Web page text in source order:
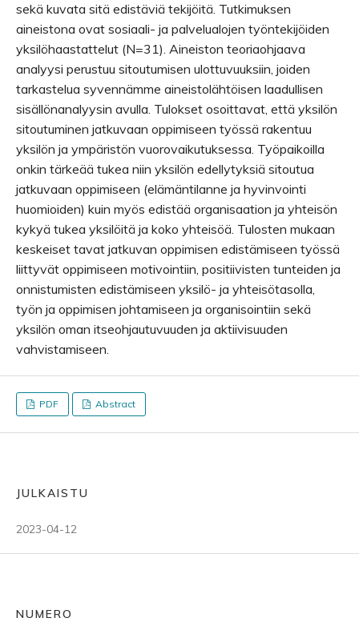
sekä kuvata sitä edistäviä tekijöitä. Tutkimuksen
aineistona ovat sosiaali- ja palvelualojen työntekijöiden
yksilöhaastattelut (N=31). Aineiston teoriaohjaava
analyysi perustuu sitoutumisen ulottuvuuksiin, joiden
tarkastelua syvennämme aineistolähtöisen laadullisen
sisällönanalyysin avulla. Tulokset osoittavat, että yksilön
sitoutuminen jatkuvaan oppimiseen työssä rakentuu
yksilön ja ympäristön vuorovaikutuksessa. Työpaikoilla
onkin tärkeää tukea niin yksilön edellytyksiä sitoutua
jatkuvaan oppimiseen (elämäntilanne ja hyvinvointi
huomioiden) kuin myös edistää organisaation ja yhteisön
kykyä tukea yksilöitä ja koko yhteisöä. Tulosten mukaan
keskeiset tavat jatkuvan oppimisen edistämiseen työssä
liittyvät oppimiseen motivointiin, positiivisten tunteiden ja
onnistumisten edistämiseen yksilö- ja yhteisötasolla,
työn ja oppimisen johtamiseen ja organisointiin sekä
yksilön oman itseohjautuvuuden ja aktiivisuuden
vahvistamiseen.
PDF Abstract
JULKAISTU
2023-04-12
NUMERO